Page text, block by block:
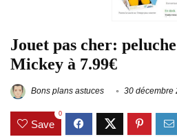
Jouet pas cher:
Mickey à 7.99€
Bons plans astuces 30 décembre
Save
0